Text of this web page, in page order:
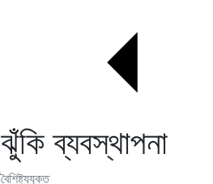
ঝুঁকি ব্যবস্থাপনা
বৈশিষ্ট্যযুক্ত